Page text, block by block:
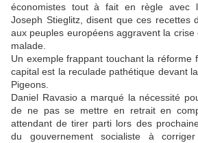
économistes tout à fait en règle avec
Joseph Stieglitz, disent que ces recettes
aux peuples européens aggravent la
malade.
Un exemple frappant touchant la réforme
capital est la reculade pathétique devant
Pigeons.
Daniel Ravasio a marqué la nécessité
de ne pas se mettre en retrait en
attendant de tirer parti lors des
du gouvernement socialiste à